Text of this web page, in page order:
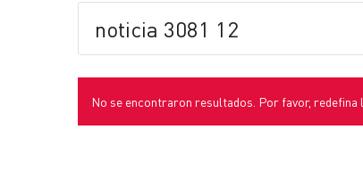
No se encontraron resultados. Por favor, redefina